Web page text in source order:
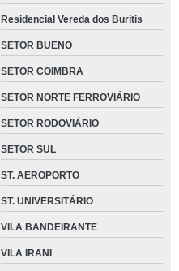
Residencial Vereda dos Buritis
SETOR BUENO
SETOR COIMBRA
SETOR NORTE FERROVIÁRIO
SETOR RODOVIÁRIO
SETOR SUL
ST. AEROPORTO
ST. UNIVERSITÁRIO
VILA BANDEIRANTE
VILA IRANI